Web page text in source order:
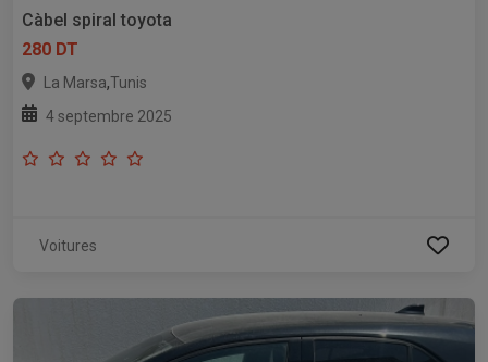
Càbel spiral toyota
280 DT
La Marsa,Tunis
4 septembre 2025
Voitures